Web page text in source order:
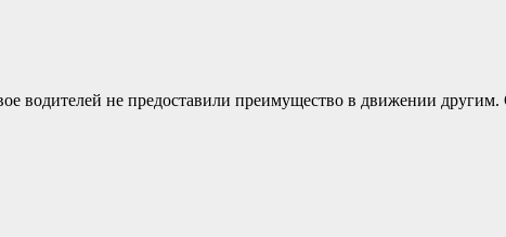
водителей не предоставили преимущество в движении